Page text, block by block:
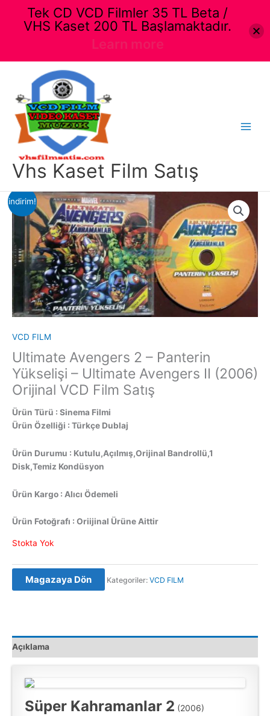
Vhs Kaset Film Satış
indirim!
VCD FILM
Ultimate Avengers 2 – Panterin
Yükselişi – Ultimate Avengers II (2006)
Orijinal VCD Film Satış
Ürün Türü : Sinema Filmi
Ürün Özelliği : Türkçe Dublaj
Ürün Durumu : Kutulu,Açılmış,Orijinal Bandrollü,1
Disk,Temiz Kondüsyon
Ürün Kargo : Alıcı Ödemeli
Ürün Fotoğrafı : Oriijinal Ürüne Aittir
Stokta Yok
Magazaya Dön Kategoriler: VCD FILM
Açıklama
Süper Kahramanlar 2 (2006)
Tek CD VCD Filmler 35 TL Beta /
VHS Kaset 200 TL Başlamaktadır.
Learn more